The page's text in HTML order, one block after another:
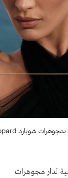
لدار مجوهرات